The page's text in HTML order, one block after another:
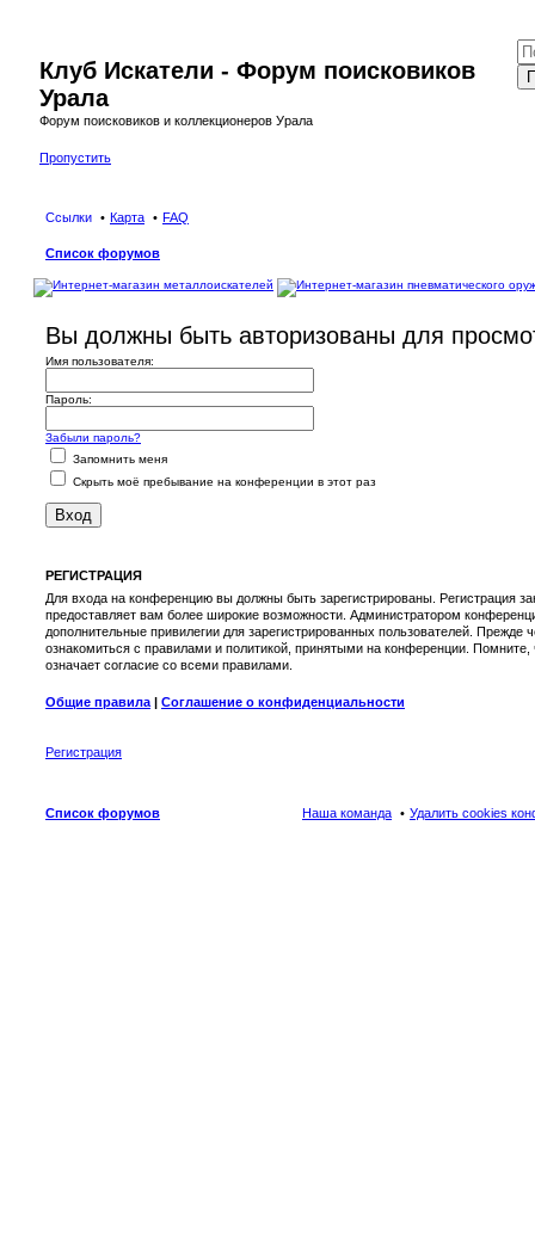
Клуб Искатели - Форум поисковиков
Урала
Форум поисковиков и коллекционеров Урала
Пропустить
Ссылки Карта FAQ
Список форумов
Вы должны быть авторизованы для
Имя пользователя:
Пароль:
Забыли пароль?
Запомнить меня
Скрыть моё пребывание на конференции в этот раз
РЕГИСТРАЦИЯ
Для входа на конференцию вы должны быть зарегистрированы. Регистрация
предоставляет вам более широкие возможности. Администратором
дополнительные привилегии для зарегистрированных пользователей. Прежде
ознакомиться с правилами и политикой, принятыми на конференции.
означает согласие со всеми правилами.
Общие правила | Соглашение о конфиденциальности
Регистрация
Список форумов Удалить cookies
Наша команда